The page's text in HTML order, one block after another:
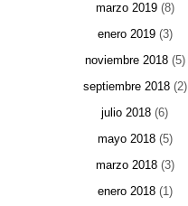
marzo 2019(8)
enero 2019(3)
noviembre 2018(5)
septiembre 2018(2)
julio 2018 (6)
mayo 2018(5)
marzo 2018(3)
enero 2018(1)